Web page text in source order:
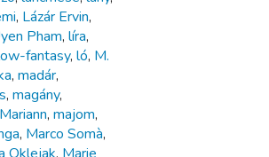
, Lázár Ervin,
Pham, líra,
fantasy, ló, M.
, madár,
, magány,
, majom,
, Marco Somà,